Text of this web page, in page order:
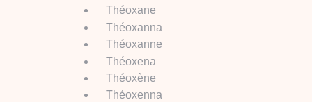
Théoxane
Théoxanna
Théoxanne
Théoxena
Théoxène
Théoxenna